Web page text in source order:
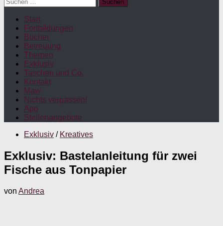
nach:
Start
Fortbildungen
Bücher
Betreuung
Themen
Exklusiv
Taschen und Co.
Kontakt
Maw
Nichts verpassen!
App
Stellenangebote
Exklusiv / Kreatives
Exklusiv: Bastelanleitung für zwei
Fische aus Tonpapier
von Andrea